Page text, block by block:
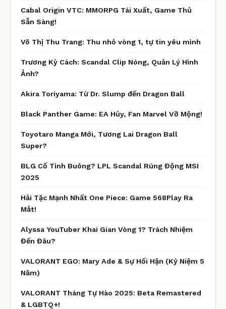
Cabal Origin VTC: MMORPG Tái Xuất, Game Thủ
Sẵn Sàng!
Võ Thị Thu Trang: Thu nhỏ vòng 1, tự tin yêu mình
Trương Kỳ Cách: Scandal Clip Nóng, Quản Lý Hình
Ảnh?
Akira Toriyama: Từ Dr. Slump đến Dragon Ball
Black Panther Game: EA Hủy, Fan Marvel Vỡ Mộng!
Toyotaro Manga Mới, Tương Lai Dragon Ball
Super?
BLG Cố Tình Buông? LPL Scandal Rúng Động MSI
2025
Hải Tặc Mạnh Nhất One Piece: Game 568Play Ra
Mắt!
Alyssa YouTuber Khai Gian Vòng 1? Trách Nhiệm
Đến Đâu?
VALORANT EGO: Mary Ade & Sự Hối Hận (Kỷ Niệm 5
Năm)
VALORANT Tháng Tự Hào 2025: Beta Remastered
& LGBTQ+!